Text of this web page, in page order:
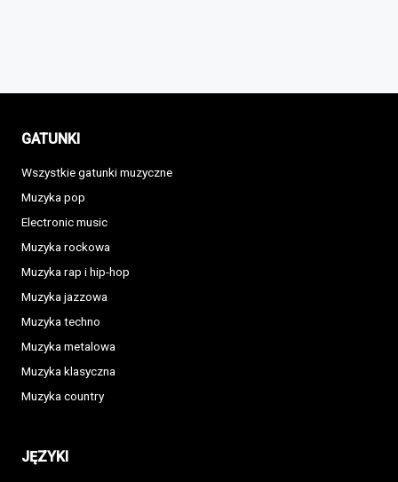
GATUNKI
Wszystkie gatunki muzyczne
Muzyka pop
Electronic music
Muzyka rockowa
Muzyka rap i hip-hop
Muzyka jazzowa
Muzyka techno
Muzyka metalowa
Muzyka klasyczna
Muzyka country
JĘZYKI